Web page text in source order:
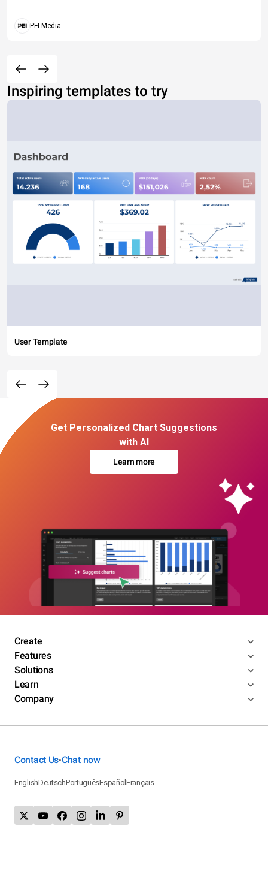
PEI Media
Inspiring templates to try
User Template
Get Personalized Chart Suggestions
with AI
Learn more
Create
Features
Solutions
Learn
Company
Contact Us•Chat now
EnglishDeutschPortuguêsEspañolFrançais